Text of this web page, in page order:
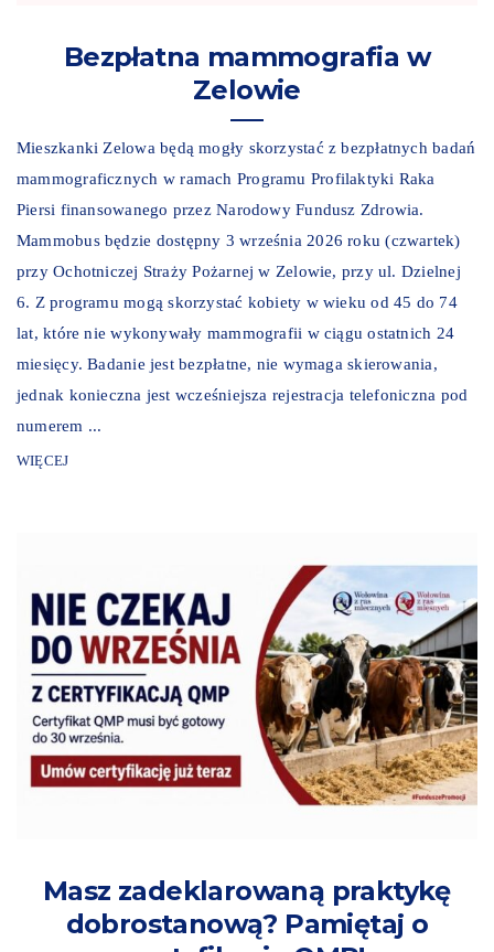
Bezpłatna mammografia w
Zelowie
Mieszkanki Zelowa będą mogły skorzystać z bezpłatnych badań
mammograficznych w ramach Programu Profilaktyki Raka
Piersi finansowanego przez Narodowy Fundusz Zdrowia.
Mammobus będzie dostępny 3 września 2026 roku (czwartek)
przy Ochotniczej Straży Pożarnej w Zelowie, przy ul. Dzielnej
6. Z programu mogą skorzystać kobiety w wieku od 45 do 74
lat, które nie wykonywały mammografii w ciągu ostatnich 24
miesięcy. Badanie jest bezpłatne, nie wymaga skierowania,
jednak konieczna jest wcześniejsza rejestracja telefoniczna pod
numerem ...
WIĘCEJ
Masz zadeklarowaną praktykę
dobrostanową? Pamiętaj o